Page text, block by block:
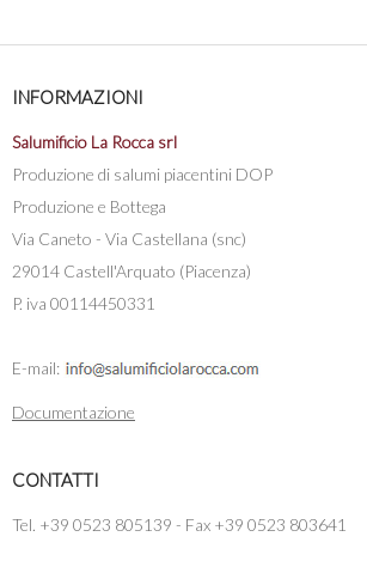
INFORMAZIONI
Salumificio La Rocca srl
Produzione di salumi piacentini DOP
Produzione e Bottega
Via Caneto - Via Castellana (snc)
29014 Castell'Arquato (Piacenza)
P. iva 00114450331
E-mail:
Documentazione
CONTATTI
Tel. +39 0523 805139 - Fax +39 0523 803641